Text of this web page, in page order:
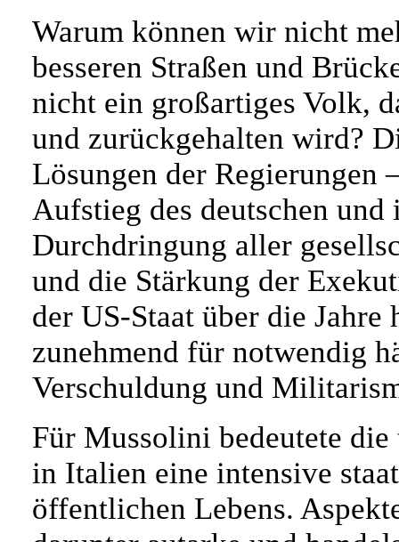
Warum können wir nicht
besseren Straßen und
nicht ein großartiges Volk,
und zurückgehalten wird?
Lösungen der Regierungen
Aufstieg des deutschen
Durchdringung aller
und die Stärkung der
der US-Staat über die
zunehmend für notwendig
Verschuldung und
Für Mussolini bedeutete die
in Italien eine intensive
öffentlichen Lebens.